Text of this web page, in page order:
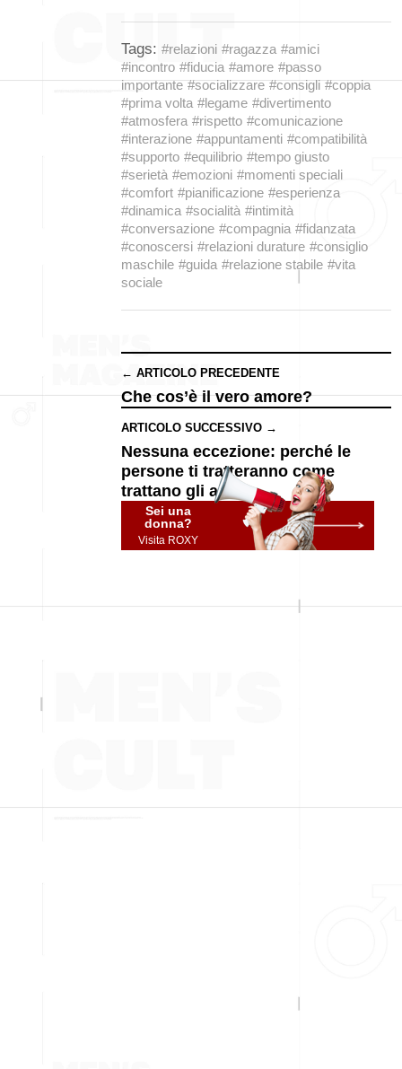
Tags: #relazioni #ragazza #amici
#incontro #fiducia #amore #passo
importante #socializzare #consigli #coppia
#prima volta #legame #divertimento
#atmosfera #rispetto #comunicazione
#interazione #appuntamenti #compatibilità
#supporto #equilibrio #tempo giusto
#serietà #emozioni #momenti speciali
#comfort #pianificazione #esperienza
#dinamica #socialità #intimità
#conversazione #compagnia #fidanzata
#conoscersi #relazioni durature #consiglio
maschile #guida #relazione stabile #vita
sociale
← ARTICOLO PRECEDENTE
Che cos’è il vero amore?
ARTICOLO SUCCESSIVO →
Nessuna eccezione: perché le
persone ti tratteranno come
trattano gli altri
Sei una
donna?
Visita ROXY